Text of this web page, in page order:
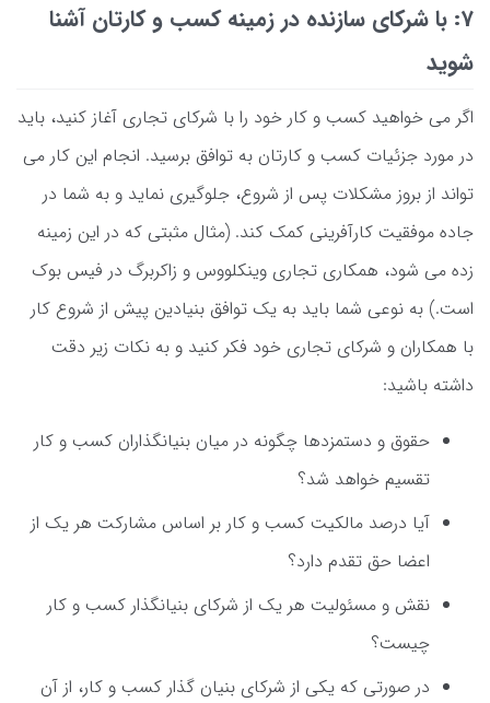
7: با شرکای سازنده در زمینه کسب و کارتان آشنا
شوید
اگر می خواهید کسب و کار خود را با شرکای تجاری آغاز کنید، باید
در مورد جزئیات کسب و کارتان به توافق برسید. انجام این کار می
تواند از بروز مشکلات پس از شروع، جلوگیری نماید و به شما در
جاده موفقیت کارآفرینی کمک کند. (مثال مثبتی که در این زمینه
زده می شود، همکاری تجاری وینکلووس و زاکربرگ در فیس بوک
است.) به نوعی شما باید به یک توافق بنیادین پیش از شروع کار
با همکاران و شرکای تجاری خود فکر کنید و به نکات زیر دقت
داشته باشید:
حقوق و دستمزدها چگونه در میان بنیانگذاران کسب و کار
تقسیم خواهد شد؟
آیا درصد مالکیت کسب و کار بر اساس مشارکت هر یک از
اعضا حق تقدم دارد؟
نقش و مسئولیت هر یک از شرکای بنیانگذار کسب و کار
چیست؟
در صورتی که یکی از شرکای بنیان گذار کسب و کار، از آن